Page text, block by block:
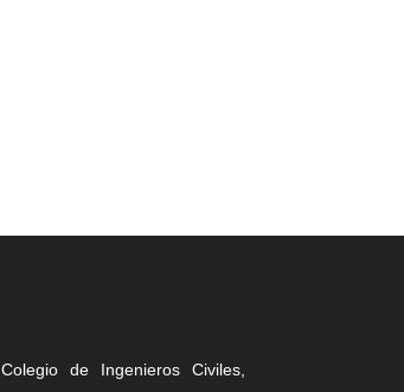
de Ingenieros Civiles,